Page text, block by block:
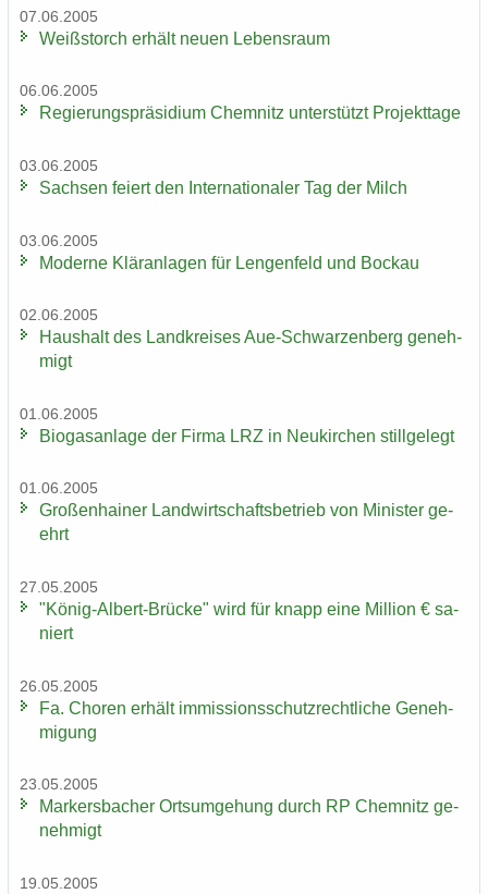
07.06.2005
Weiß­storch er­hält neuen Le­bens­raum
06.06.2005
Re­gie­rungs­prä­si­di­um Chem­nitz un­ter­stützt Pro­jekt­ta­ge
03.06.2005
Sach­sen fei­ert den In­ter­na­tio­na­ler Tag der Milch
03.06.2005
Mo­der­ne Klär­an­la­gen für Len­gen­feld und Bo­ckau
02.06.2005
Haus­halt des Land­krei­ses Aue-​Schwarzenberg ge­neh­
migt
01.06.2005
Bio­gas­an­la­ge der Firma LRZ in Neu­kir­chen still­ge­legt
01.06.2005
Gro­ßen­hai­ner Land­wirt­schafts­be­trieb von Mi­nis­ter ge­
ehrt
27.05.2005
"König-​Albert-Brücke" wird für knapp eine Mil­li­on € sa­
niert
26.05.2005
Fa. Cho­ren er­hält im­mis­si­ons­schutz­recht­li­che Ge­neh­
mi­gung
23.05.2005
Mar­kers­ba­cher Orts­um­ge­hung durch RP Chem­nitz ge­
neh­migt
19.05.2005